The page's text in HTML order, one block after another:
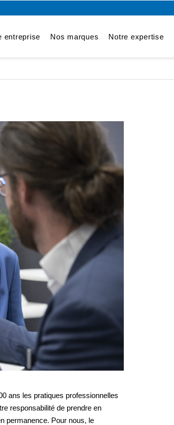
entreprise Nos marques Notre expertise
ans les pratiques professionnelles
responsabilité de prendre en
permanence. Pour nous, le